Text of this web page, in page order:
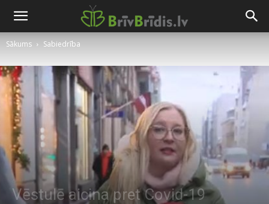
Sākums Sabiedrība
Vēstulē aicina pret Covid-19